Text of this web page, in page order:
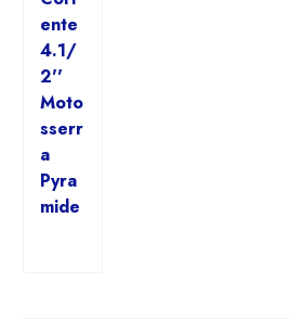
ente
4.1/
2''
Moto
sserr
a
Pyra
mide